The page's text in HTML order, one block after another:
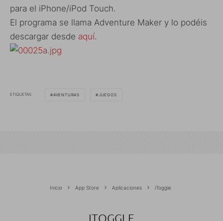
para el iPhone/iPod Touch.
El programa se llama Adventure Maker y lo podéis
descargar desde aquí.
ETIQUETAS AVENTURAS JUEGOS
Inicio App Store Aplicaciones iToggle
ITOGGLE